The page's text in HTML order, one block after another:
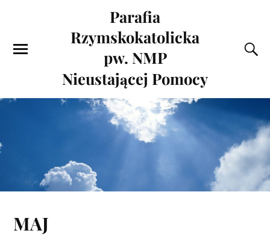
Parafia
Rzymskokatolicka
pw. NMP
Nieustającej Pomocy
MAJ